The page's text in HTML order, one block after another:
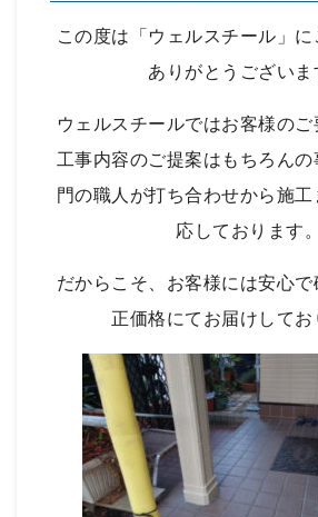
この度は「ウェルスチール」
ありがとうございま
ウェルスチールではお客様の
工事内容のご提案はもちろん
門の職人が打ち合わせから施
応しております。
だからこそ、お客様には安心
正価格にてお届けしてお